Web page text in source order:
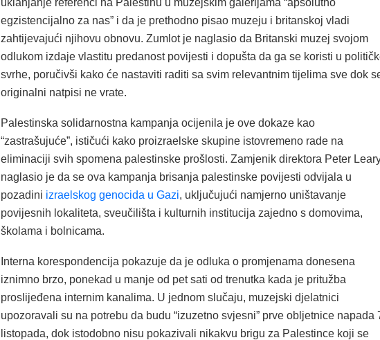
uklanjanje referenci na Palestinu u muzejskim galerijama “apsolutno
egzistencijalno za nas” i da je prethodno pisao muzeju i britanskoj vladi
zahtijevajući njihovu obnovu. Zumlot je naglasio da Britanski muzej svojom
odlukom izdaje vlastitu predanost povijesti i dopušta da ga se koristi u
svrhe, poručivši kako će nastaviti raditi sa svim relevantnim tijelima sve dok
originalni natpisi ne vrate.
Palestinska solidarnostna kampanja ocijenila je ove dokaze kao
“zastrašujuće”, ističući kako proizraelske skupine istovremeno rade na
eliminaciji svih spomena palestinske prošlosti. Zamjenik direktora Peter
naglasio je da se ova kampanja brisanja palestinske povijesti odvijala u
pozadini izraelskog genocida u Gazi, uključujući namjerno uništavanje
povijesnih lokaliteta, sveučilišta i kulturnih institucija zajedno s domovima,
školama i bolnicama.
Interna korespondencija pokazuje da je odluka o promjenama donesena
iznimno brzo, ponekad u manje od pet sati od trenutka kada je pritužba
proslijeđena internim kanalima. U jednom slučaju, muzejski djelatnici
upozoravali su na potrebu da budu “izuzetno svjesni” prve obljetnice napada
listopada, dok istodobno nisu pokazivali nikakvu brigu za Palestince koji se